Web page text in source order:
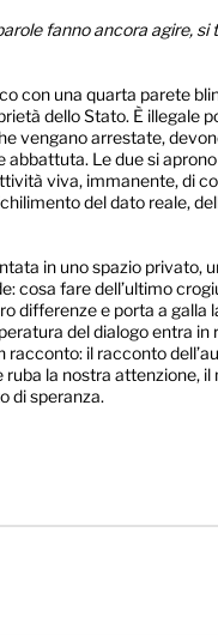
fanno ancora agire,
con una quarta parete
dello Stato. È illegale
vengano arrestate,
abbattuta. Le due si
viva, immanente, di
del dato reale,
in uno spazio privato,
cosa fare dell’ultimo
differenze e porta a
del dialogo entra
il racconto
ruba la nostra
di speranza.